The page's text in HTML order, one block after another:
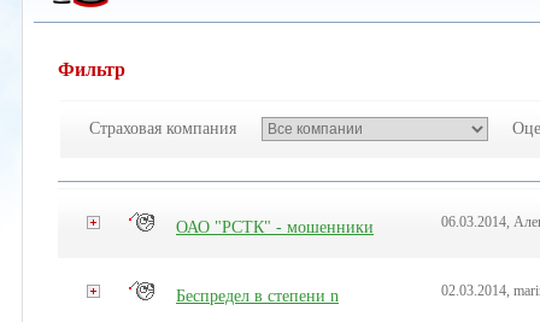
Фильтр
Страховая компания
ОАО "РСТК" - мошенники 06.03.2014,
Беспредел в степени n 02.03.2014,